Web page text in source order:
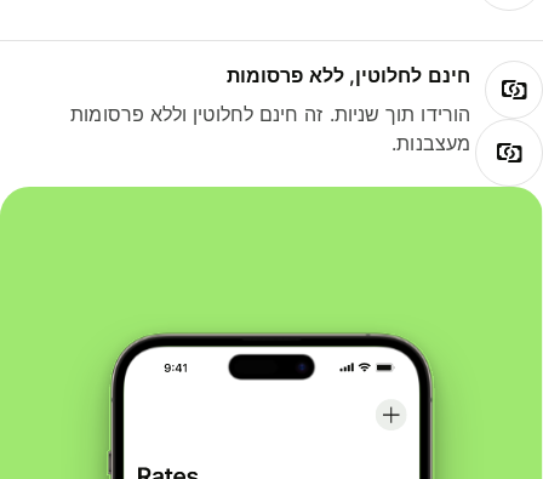
חינם לחלוטין, ללא פרסומות
הורידו תוך שניות. זה חינם לחלוטין וללא פרסומות
מעצבנות.